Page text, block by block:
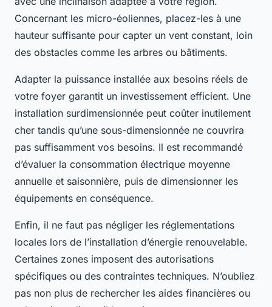
Concernant les micro-éoliennes, placez-les à une
hauteur suffisante pour capter un vent constant, loin
des obstacles comme les arbres ou bâtiments.
Adapter la puissance installée aux besoins réels de
votre foyer garantit un investissement efficient. Une
installation surdimensionnée peut coûter inutilement
cher tandis qu’une sous-dimensionnée ne couvrira
pas suffisamment vos besoins. Il est recommandé
d’évaluer la consommation électrique moyenne
annuelle et saisonnière, puis de dimensionner les
équipements en conséquence.
Enfin, il ne faut pas négliger les réglementations
locales lors de l’installation d’énergie renouvelable.
Certaines zones imposent des autorisations
spécifiques ou des contraintes techniques. N’oubliez
pas non plus de rechercher les aides financières ou